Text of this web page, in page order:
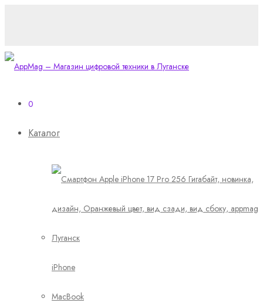
0
Каталог
iPhone
MacBook